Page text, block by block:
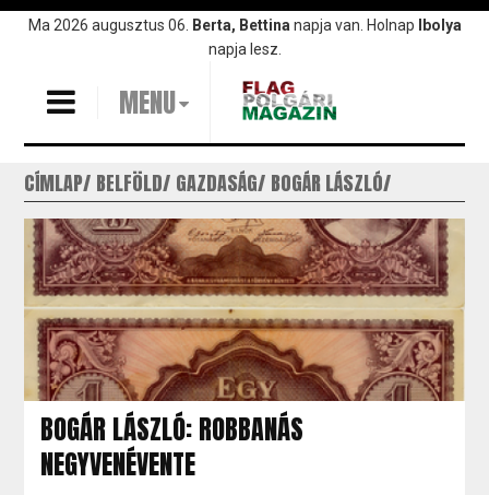
UgrásMa 2026 augusztus 06. Berta, Bettina napja van. Holnap
Ibolya
napja lesz.
MENU
CÍMLAP BELFÖLD GAZDASÁG BOGÁR LÁSZLÓ
BOGÁR LÁSZLÓ: ROBBANÁS
NEGYVENÉVENTE